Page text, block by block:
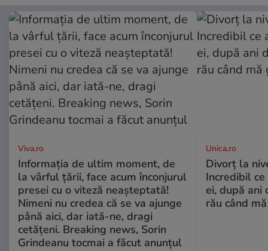
Viva.ro
Informația de ultim moment, de
la vârful țării, face acum înconjurul
presei cu o viteză neașteptată!
Nimeni nu credea că se va ajunge
până aici, dar iată-ne, dragi
cetățeni. Breaking news, Sorin
Grindeanu tocmai a făcut anunțul
Unica.ro
Divorț la
Incredibil
ei, după ani
rău când